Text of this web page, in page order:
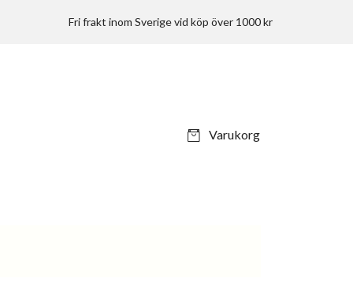
Fri frakt inom Sverige vid köp över 1000 kr
Varukorg